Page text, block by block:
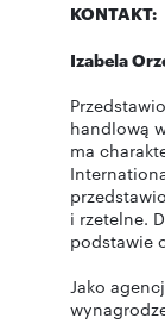
KONTAKT:
Izabela
handlową
ma
i rzetelne.
podstawie
Jako